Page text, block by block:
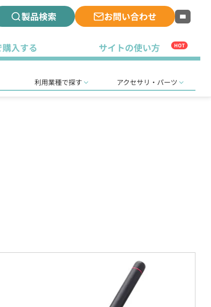
製品検索 お問い合わせ
入する サイトの使い方 HOT
利用業種で探す アクセサリ・パーツ